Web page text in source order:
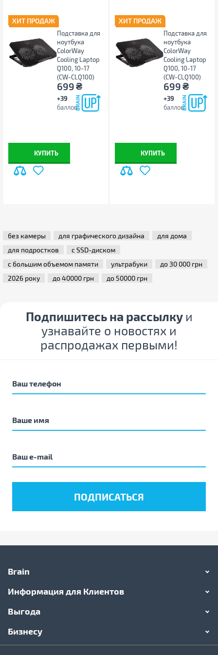
Глубина
234 мм
Цвет
серебристый
Другие
Производитель
Страна производства
менять свойства,
характеристики, внешний
вид и комплектацию товаров
без предварительного
ХИТ ПРОДАЖ
Подставка для
ноутбука
ColorWay
Cooling Laptop
Q100, 10-17
(CW-CLQ100)
699₴
+39
баллов
КУПИТЬ
ХИТ ПРОДАЖ
Подставка для
ноутбука
ColorWay
Cooling Laptop
Q100, 10-17
(CW-CLQ100)
699₴
+39
баллов
КУПИТЬ
без камеры для графического дизайна
для дома
для подростков
с SSD-диском
с большим объемом памяти
ультрабуки
до 30 000 грн
2026 року
до 40000 грн до 50000 грн
Подпишитесь на рассылку и
узнавайте о новостях и
распродажах первыми!
Brain
Информация для Клиентов
Выгода
Бизнесу